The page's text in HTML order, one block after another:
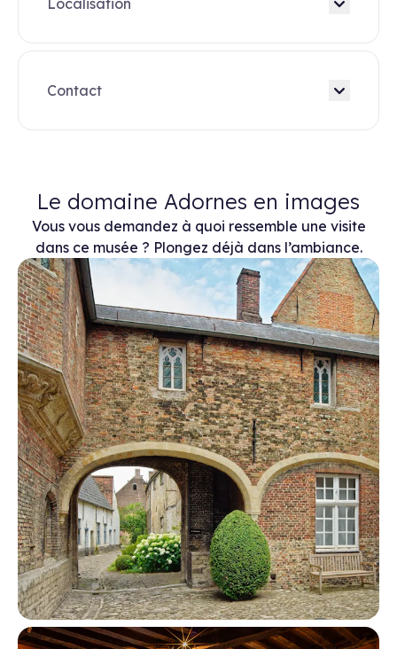
Localisation
Contact
Le domaine Adornes en images
Vous vous demandez à quoi ressemble une visite
dans ce musée ? Plongez déjà dans l’ambiance.